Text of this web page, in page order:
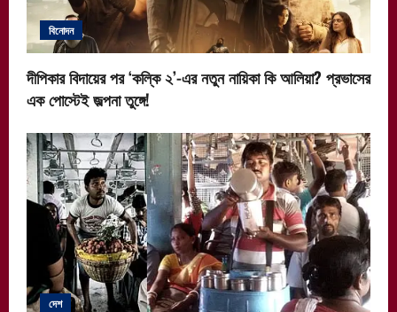
বিনোদন
দীপিকার বিদায়ের পর ‘কল্কি ২’-এর নতুন নায়িকা কি আলিয়া? প্রভাসের
এক পোস্টেই জল্পনা তুঙ্গে!
দেশ